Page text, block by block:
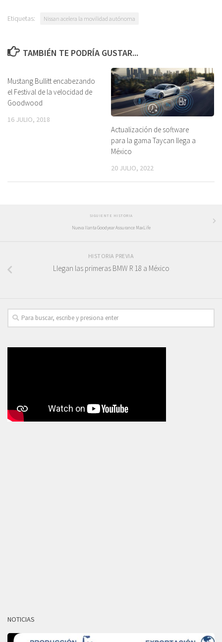
Etiquetas: Nissan acelera la movilidad autónoma
TAMBIÉN TE PODRÍA GUSTAR...
Mustang Bullitt encabezando
el Festival de la velocidad de
Goodwood
16 JULIO, 2018
Actualización de software
para la gama Taycan llega a
México
20 JULIO, 2022
SIGUIENTE HISTORIA
Nueva llanta Goodyear Assurance MaxLife
HISTORIA PREVIA
Llegan las primeras BMW R 18 a México
NOTICIAS